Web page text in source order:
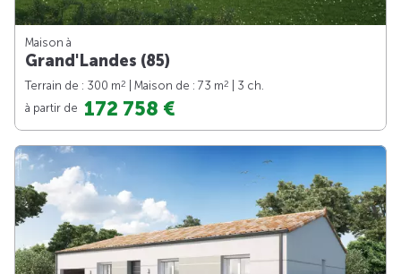
Maison à
Grand'Landes (85)
Terrain de : 300 m2 | Maison de : 73 m2
| 3 ch.
à partir de 172 758 €